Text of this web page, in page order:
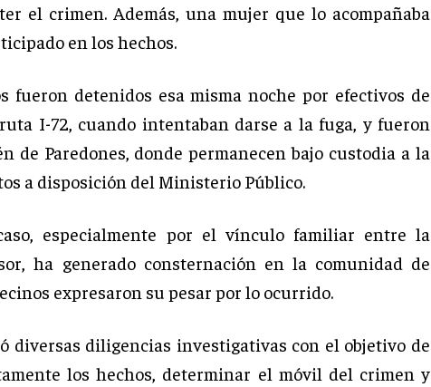
el crimen. Además, una mujer que lo acompañaba
en los hechos.
fueron detenidos esa misma noche por efectivos de
I-72, cuando intentaban darse a la fuga, y fueron
de Paredones, donde permanecen bajo custodia a la
a disposición del Ministerio Público.
especialmente por el vínculo familiar entre la
ha generado consternación en la comunidad de
expresaron su pesar por lo ocurrido.
diversas diligencias investigativas con el objetivo de
los hechos, determinar el móvil del crimen y